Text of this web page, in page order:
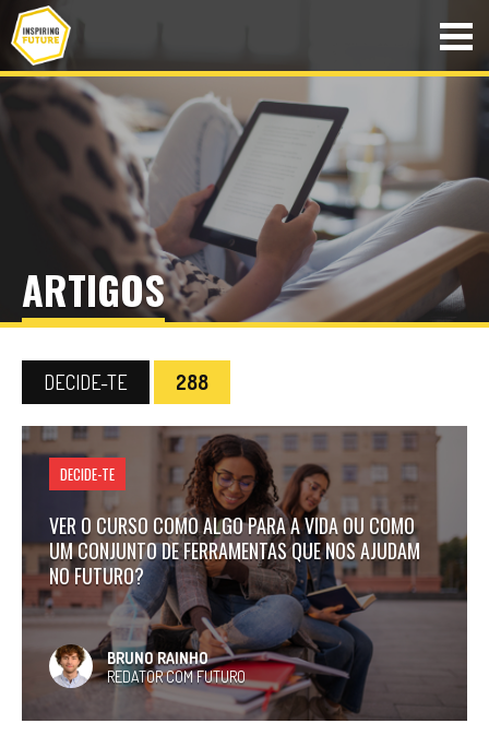
ARTIGOS
DECIDE-TE 288
DECIDE-TE
VER O CURSO COMO ALGO PARA A VIDA OU COMO
UM CONJUNTO DE FERRAMENTAS QUE NOS AJUDAM
NO FUTURO?
BRUNO RAINHO
REDATOR COM FUTURO